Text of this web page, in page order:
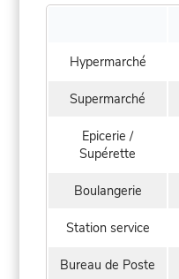
Hypermarché
Supermarché
Epicerie /
Supérette
Boulangerie
Station service
Bureau de Poste